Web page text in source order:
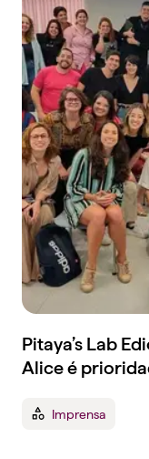
Pitaya’s Lab
Alice é
Imprensa